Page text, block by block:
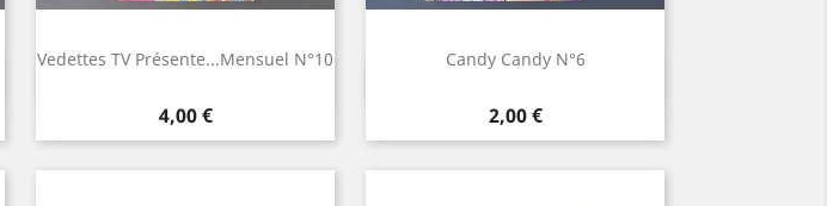
Vedettes TV Présente...Mensuel N°10
Prix
4,00 €
Candy Candy N°6
Prix
2,00 €